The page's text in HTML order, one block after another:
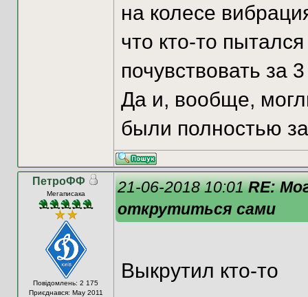
на колесе
что кто-то
почувствовать за
Да и, вообще,
были полностью
ПетроФФ
Мегаписака
Повідомлень: 2 175
Приєднався: May 2011
21-06-2018 10:01RE:
открутиться сами
Выкрутил кто-то